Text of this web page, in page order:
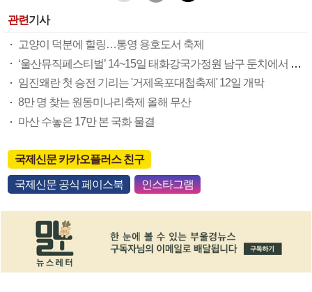
관련기사
고양이 덕분에 힐링…통영 용호도서 축제
‘울산뮤직페스티벌’ 14~15일 태화강국가정원 남구 둔치에서 개최
임진왜란 첫 승전 기리는 '거제옥포대첩축제' 12일 개막
8만 명 찾는 원동미나리축제 올해 무산
마산 수놓은 17만 본 국화 물결
국제신문 카카오플러스 친구
국제신문 공식 페이스북 인스타그램